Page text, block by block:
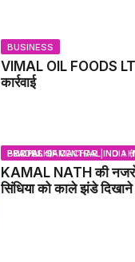
BUSINESS
VIMAL OIL FOODS
कार्रवाई
BHOPAL SAMACHAR | NO 1 HINDI NEWS PORTAL OF CENTRAL INDIA (MADHYA PRADESH)
KAMAL NATH की
सिंधिया को काले झंडे